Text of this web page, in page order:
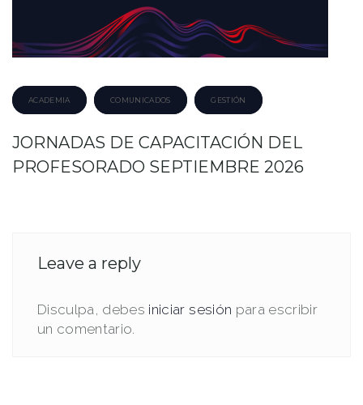
ACADEMIA COMUNICADOS GESTIÓN
JORNADAS DE CAPACITACIÓN DEL
PROFESORADO SEPTIEMBRE 2026
Leave a reply
Disculpa, debes iniciar sesión para escribir
un comentario.